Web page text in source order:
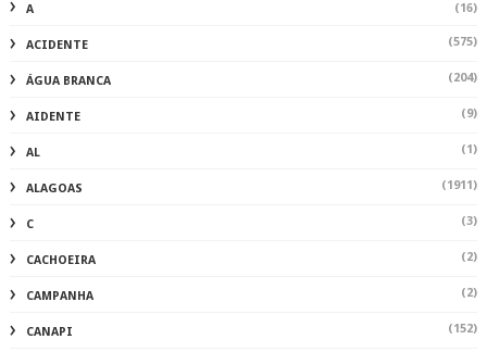
A (16)
ACIDENTE (575)
ÁGUA BRANCA (204)
AIDENTE (9)
AL (1)
ALAGOAS (1911)
C (3)
CACHOEIRA (2)
CAMPANHA (2)
CANAPI (152)